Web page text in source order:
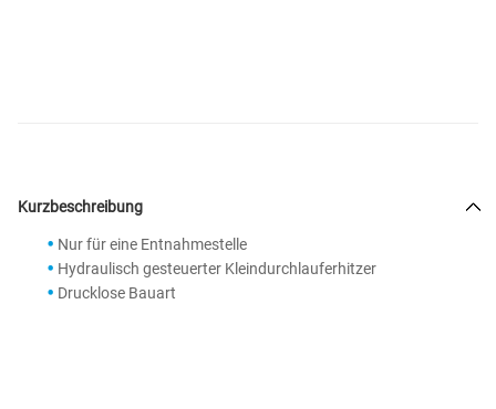
Kurzbeschreibung
Nur für eine Entnahmestelle
Hydraulisch gesteuerter Kleindurchlauferhitzer
Drucklose Bauart